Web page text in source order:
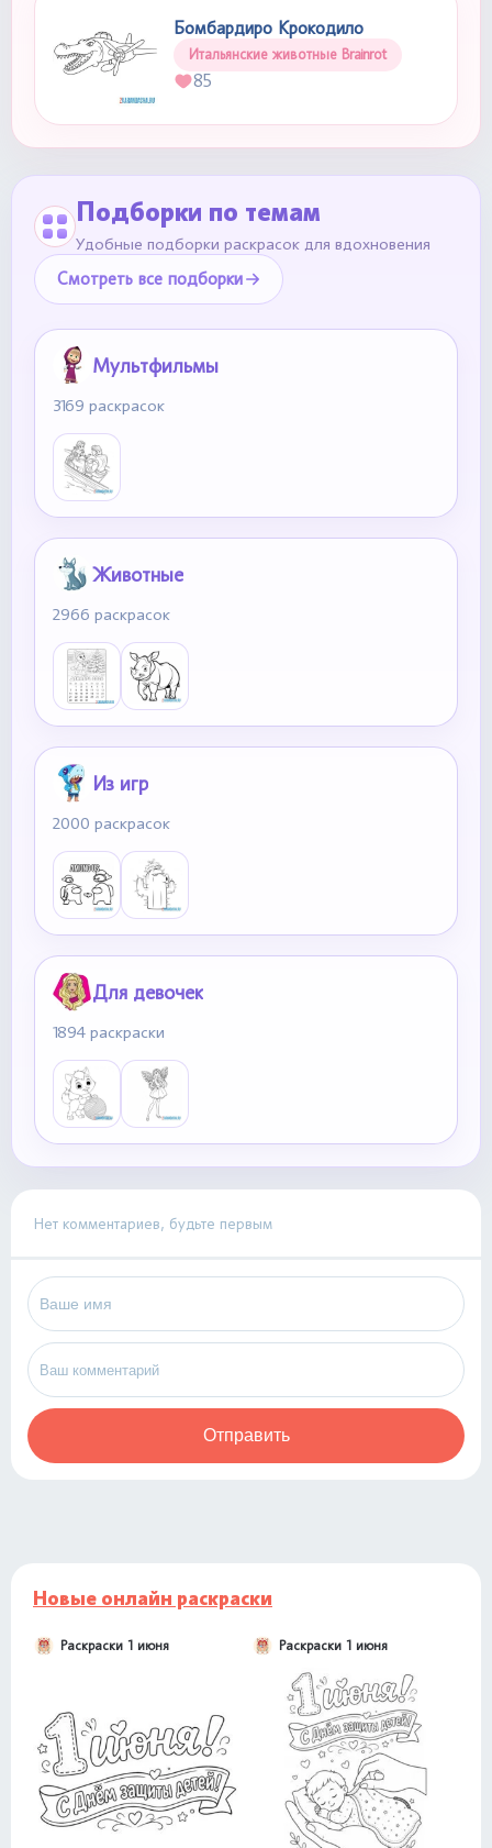
Бомбардиро Крокодило
Итальянские животные Brainrot
85
Подборки по темам
Удобные подборки раскрасок для вдохновения
Смотреть все подборки
Мультфильмы
3169 раскрасок
Животные
2966 раскрасок
Из игр
2000 раскрасок
Для девочек
1894 раскраски
Нет комментариев, будьте первым
Отправить
Новые онлайн раскраски
Раскраски 1 июня Раскраски 1 июня